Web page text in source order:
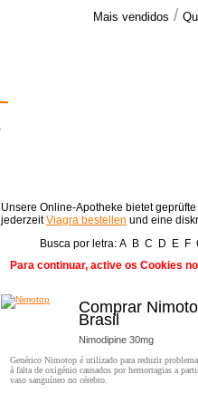
Mais vendidos /
Unsere Online-Apotheke bietet
jederzeitViagra bestellen und eine
Busca por letra: A B C D E F
Para continuar, active os Cookies
Comprar
Brasil
Nimodipine 30mg
Genérico Nimotop é utilizado para reduzir
à falta de oxigénio causados por hemorragias a
vaso sanguíneo no cérebro.